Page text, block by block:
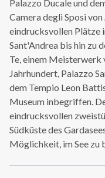
Palazzo Ducale und
Camera degli Sposi
eindrucksvollen Plätze
Sant'Andrea bis hin zu
Te, einem Meisterwerk
Jahrhundert, Palazzo
dem Tempio Leon
Museum inbegriffen.
eindrucksvollen
Südküste des
Möglichkeit, im See zu